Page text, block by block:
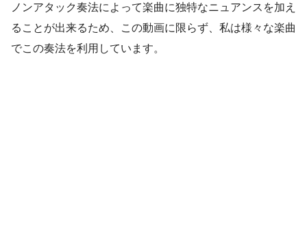
ノンアタック奏法によって楽曲に独特なニュアンスを加え
ることが出来るため、この動画に限らず、私は様々な楽曲
でこの奏法を利用しています。